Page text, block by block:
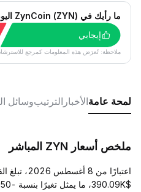
ما رأيك في ZynCoin (ZYN) اليوم؟
إيجابي
ملاحظة: تُعرَض هذه المعلومات كمرجع
لمحة عامةالأخبار الترتيبوسائل
ملخص أسعار ZYN المباشر